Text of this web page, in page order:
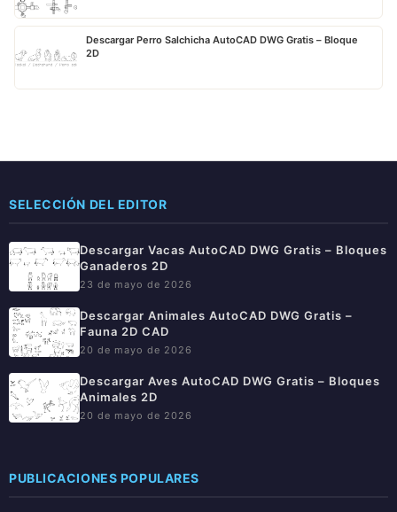
Descargar Perro Salchicha AutoCAD DWG Gratis – Bloque
2D
SELECCIÓN DEL EDITOR
Descargar Vacas AutoCAD DWG Gratis – Bloques
Ganaderos 2D
23 de mayo de 2026
Descargar Animales AutoCAD DWG Gratis –
Fauna 2D CAD
20 de mayo de 2026
Descargar Aves AutoCAD DWG Gratis – Bloques
Animales 2D
20 de mayo de 2026
PUBLICACIONES POPULARES